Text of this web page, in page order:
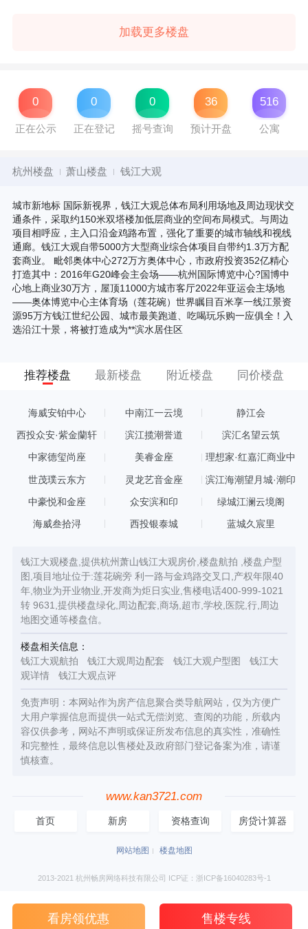
加载更多楼盘
0
正在公示
0
正在登记
0
摇号查询
36
预计开盘
516
公寓
杭州楼盘 萧山楼盘 钱江大观
城市新地标 国际新视界，钱江大观总体布局利用场地及周边现状交
通条件，采取约150米双塔楼加低层商业的空间布局模式。与周边
项目相呼应，主入口沿金鸡路布置，强化了重要的城市轴线和视线
通廊。钱江大观自带5000方大型商业综合体项目自带约1.3万方配
套商业。 毗邻奥体中心272万方奥体中心，市政府投资352亿精心
打造其中：2016年G20峰会主会场——杭州国际博览中心?国博中
心地上商业30万方，屋顶11000方城市客厅2022年亚运会主场地
——奥体博览中心主体育场（莲花碗）世界瞩目百米享一线江景资
源95万方钱江世纪公园、城市最美跑道、吃喝玩乐购一应俱全！入
选沿江十景，将被打造成为**滨水居住区
推荐楼盘 最新楼盘 附近楼盘 同价楼盘
海威安铂中心 中南江一云境 静江会
西投众安·紫金蘭轩 滨江揽潮誉道 滨汇名望云筑
中家德玺尚座 美睿金座
理想家·红嘉汇商业中
世茂璞云东方 灵龙艺音金座 滨江海潮望月城·潮印
中豪悦和金座 众安滨和印 绿城江澜云境阁
海威叁拾浔 西投银泰城 蓝城久宸里
钱江大观楼盘,提供杭州萧山钱江大观房价,楼盘航拍 ,楼盘户型
图,项目地址位于:莲花碗旁 利一路与金鸡路交叉口,产权年限40
年,物业为开业物业,开发商为炬日实业,售楼电话400-999-1021
转 9631,提供楼盘绿化,周边配套,商场,超市,学校,医院,行,周边
地图交通等楼盘信。
楼盘相关信息：
钱江大观航拍
钱江大观周边配套 钱江大观户型图
钱江大
观详情
钱江大观点评
免责声明：本网站作为房产信息聚合类导航网站，仅为方便广
大用户掌握信息而提供一站式无偿浏览、查阅的功能，所载内
容仅供参考，网站不声明或保证所发布信息的真实性，准确性
和完整性，最终信息以售楼处及政府部门登记备案为准，请谨
慎核查。
www.kan3721.com
首页 新房 资格查询 房贷计算器
网站地图 楼盘地图
2013-2021 杭州畅房网络科技有限公司 ICP证：浙ICP备16040283号-1
看房领优惠 售楼专线